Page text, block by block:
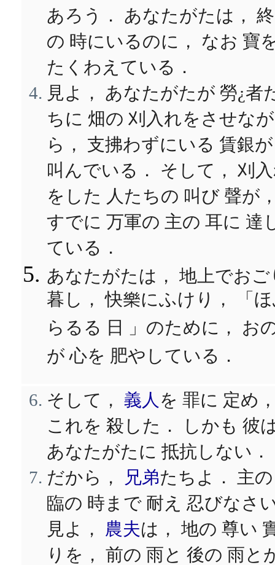
あろう． あなたがたは，
の 時にいるのに， なお 寶
たくわえている．
見よ， あなたがたが 勞¿者
ちに 畑の 刈入れをさせなが
ら， 支拂わずにいる 賃銀
叫んでいる． そして， 刈
をした 人たちの 叫び 聲が
すでに 万軍の 主の 耳に 達
ている．
あなたがたは， 地上でおご
暮し， 快樂にふけり， 「
らるる 日 」のために， お
が 心を 肥やしている．
そして， 義人 を 罪に 定め
これを 殺した． しかも 彼
あなたがたに 抵抗しない．
だから，
兄弟たちよ． 主
臨の 時まで 耐え 忍びなさ
見よ， 農夫は， 地の 尊い
りを， 前の 雨と 後の 雨と